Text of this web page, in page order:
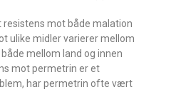
resistens mot både malation
ulike midler varierer mellom
mellom land og innen
mot permetrin er et
har permetrin ofte vært